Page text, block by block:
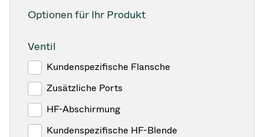
Optionen für Ihr Produkt
Ventil
Kundenspezifische Flansche
Zusätzliche Ports
HF-Abschirmung
Kundenspezifische HF-Blende